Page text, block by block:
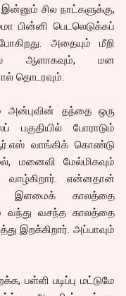
சில நாட்களுக்கு,
பின்னி பெடலெடுக்கப்
அதையும் மீறி
ஆளாகவும், மன
தொடரவும்.
அன்புவின் தந்தை ஒரு
போராடும்
வாங்கிக் கொண்டு
மனைவி மேல்மிகவும்
என்னதான்
இளமைக் காலத்தை
வந்து வசந்த காலத்தை
இறக்கிறார். அப்பாவும்
பள்ளி படிப்பு மட்டுமே